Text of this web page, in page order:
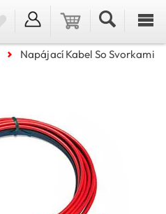
Napájací Kabel So Svorkami